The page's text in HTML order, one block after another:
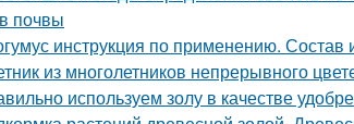
почвы
инструкция по применению. Состав
из многолетников непрерывного
используем золу в качестве